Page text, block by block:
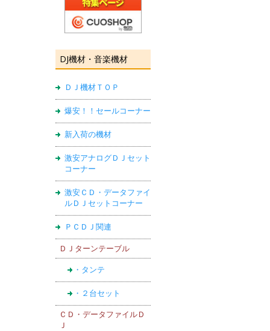
DJ機材・音楽機材
ＤＪ機材ＴＯＰ
爆安！！セールコーナー
新入荷の機材
激安アナログＤＪセット
コーナー
激安ＣＤ・データファイ
ルＤＪセットコーナー
ＰＣＤＪ関連
ＤＪターンテーブル
・タンテ
・２台セット
ＣＤ・データファイルＤ
Ｊ